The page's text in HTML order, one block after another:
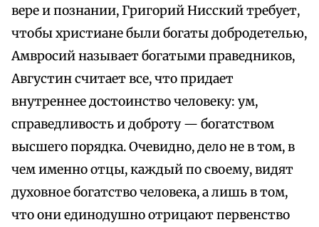
вере и познании, Григорий Нисский требует,
чтобы христиане были богаты добродетелью,
Амвросий называет богатыми праведников,
Августин считает все, что придает
внутреннее достоинство человеку: ум,
справедливость и доброту — богатством
высшего порядка. Очевидно, дело не в том, в
чем именно отцы, каждый по своему, видят
духовное богатство человека, а лишь в том,
что они единодушно отрицают первенство